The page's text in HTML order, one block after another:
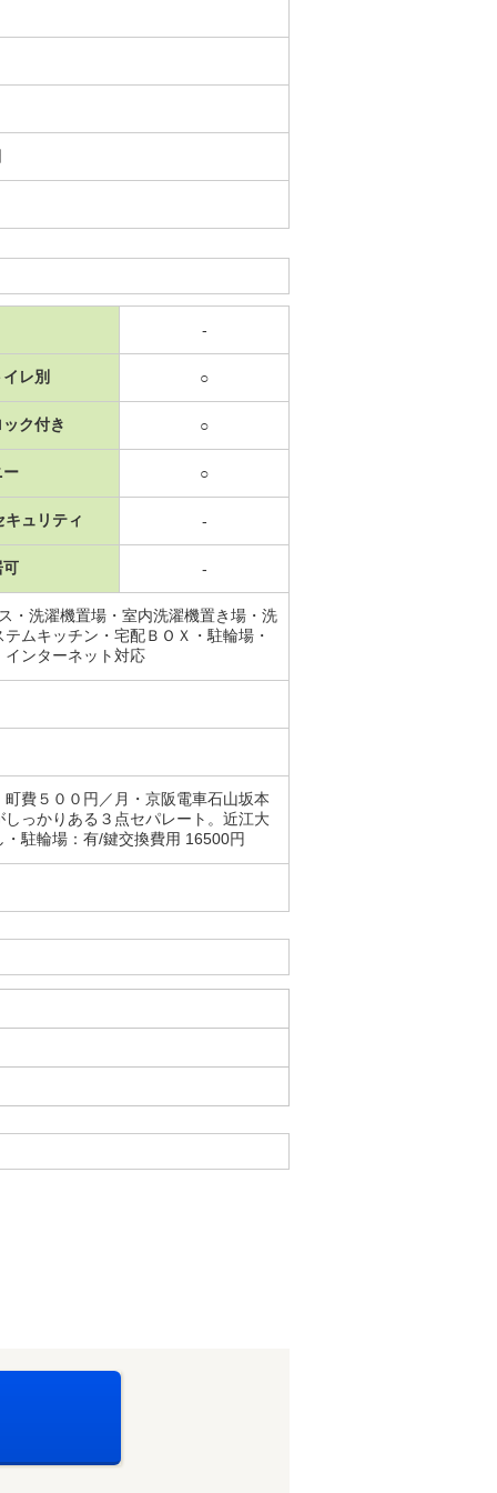
-
レ別 ○
ク付き ○
ー ○
キュリティ -
可 -
・洗濯機置場・室内洗濯機置き場・洗
ムキッチン・宅配ＢＯＸ・駐輪場・
ンターネット対応
費５００円／月・京阪電車石山坂本
っかりある３点セパレート。近江大
駐輪場：有/鍵交換費用 16500円